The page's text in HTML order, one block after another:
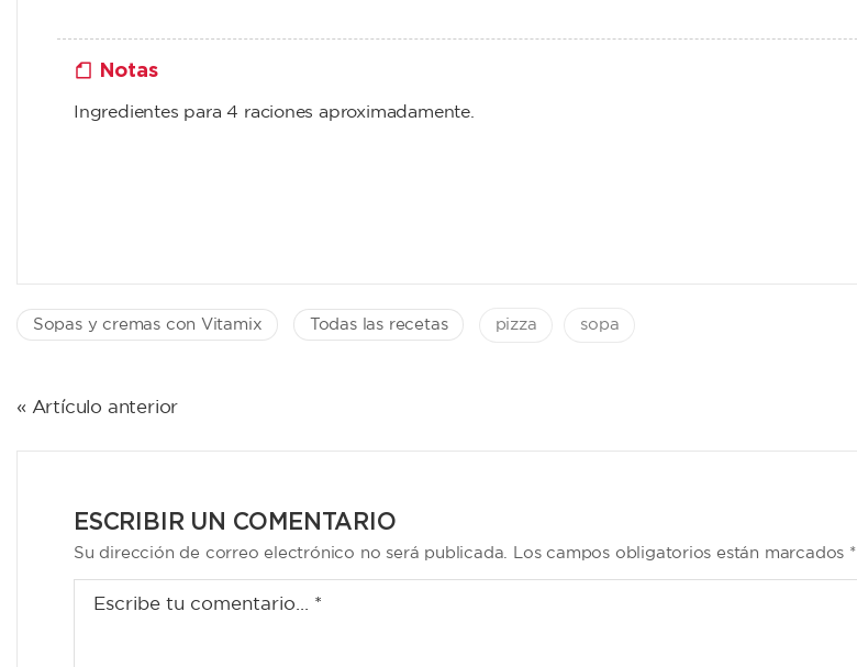
Notas
Ingredientes para 4 raciones aproximadamente.
Sopas y cremas con Vitamix Todas las recetas pizza sopa
NAVEGACIÓN
« Artículo anterior
ESCRIBIR UN COMENTARIO
Su dirección de correo electrónico no será publicada. Los campos obligatorios están marcados *